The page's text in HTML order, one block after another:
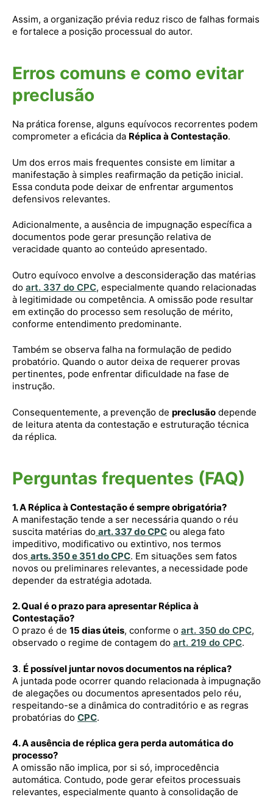
Assim, a organização prévia reduz risco de falhas formais
e fortalece a posição processual do autor.
Erros comuns e como evitar
preclusão
Na prática forense, alguns equívocos recorrentes podem
comprometer a eficácia da Réplica à Contestação.
Um dos erros mais frequentes consiste em limitar a
manifestação à simples reafirmação da petição inicial.
Essa conduta pode deixar de enfrentar argumentos
defensivos relevantes.
Adicionalmente, a ausência de impugnação específica a
documentos pode gerar presunção relativa de
veracidade quanto ao conteúdo apresentado.
Outro equívoco envolve a desconsideração das matérias
do art. 337 do CPC, especialmente quando relacionadas
à legitimidade ou competência. A omissão pode resultar
em extinção do processo sem resolução de mérito,
conforme entendimento predominante.
Também se observa falha na formulação de pedido
probatório. Quando o autor deixa de requerer provas
pertinentes, pode enfrentar dificuldade na fase de
instrução.
Consequentemente, a prevenção de preclusão depende
de leitura atenta da contestação e estruturação técnica
da réplica.
Perguntas frequentes (FAQ)
1. A Réplica à Contestação é sempre obrigatória?
A manifestação tende a ser necessária quando o réu
suscita matérias do art. 337 do CPC ou alega fato
impeditivo, modificativo ou extintivo, nos termos
dos arts. 350 e 351 do CPC. Em situações sem fatos
novos ou preliminares relevantes, a necessidade pode
depender da estratégia adotada.
2. Qual é o prazo para apresentar Réplica à
Contestação?
O prazo é de 15 dias úteis, conforme o art. 350 do CPC,
observado o regime de contagem do art. 219 do CPC.
3. É possível juntar novos documentos na réplica?
A juntada pode ocorrer quando relacionada à impugnação
de alegações ou documentos apresentados pelo réu,
respeitando-se a dinâmica do contraditório e as regras
probatórias do CPC.
4. A ausência de réplica gera perda automática do
processo?
A omissão não implica, por si só, improcedência
automática. Contudo, pode gerar efeitos processuais
relevantes, especialmente quanto à consolidação de